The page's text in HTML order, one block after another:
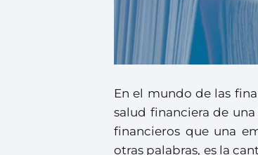
En el mundo de las
salud financiera de
financieros que una
otras palabras, es la